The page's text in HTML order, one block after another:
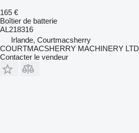
165 €
Boîtier de batterie
AL218316
Irlande, Courtmacsherry
COURTMACSHERRY MACHINERY LTD
Contacter le vendeur